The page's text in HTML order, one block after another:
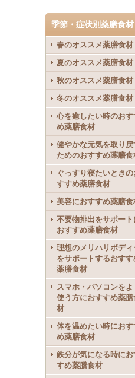
季節・症状別薬膳食材
春のオススメ薬膳食材
夏のオススメ薬膳食材
秋のオススメ薬膳食材
冬のオススメ薬膳食材
心を癒したい時のおす
め薬膳食材
健やかな元気を取り戻
ためのおすすめ薬膳食
ぐっすり寝たいときの
すすめ薬膳食材
美容におすすめ薬膳食
不要物排出をサポート
おすすめ薬膳食材
理想のメリハリボディ
をサポートするおすす
薬膳食材
スマホ・パソコンをよ
使う方におすすめ薬膳
材
体を温めたい時におす
め薬膳食材
鉄分が気になる時にお
すめ薬膳食材